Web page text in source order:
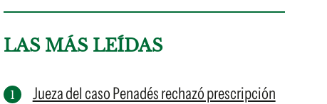
LAS MÁS LEÍDAS
Jueza del caso Penadés rechazó prescripción